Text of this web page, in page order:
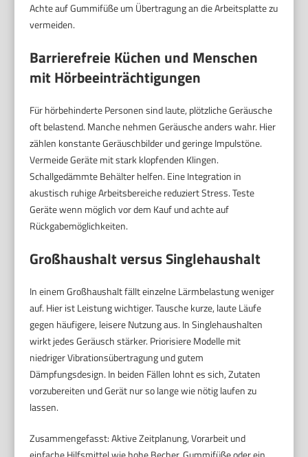
Achte auf Gummifüße um Übertragung an die Arbeitsplatte zu
vermeiden.
Barrierefreie Küchen und Menschen
mit Hörbeeinträchtigungen
Für hörbehinderte Personen sind laute, plötzliche Geräusche
oft belastend. Manche nehmen Geräusche anders wahr. Hier
zählen konstante Geräuschbilder und geringe Impulstöne.
Vermeide Geräte mit stark klopfenden Klingen.
Schallgedämmte Behälter helfen. Eine Integration in
akustisch ruhige Arbeitsbereiche reduziert Stress. Teste
Geräte wenn möglich vor dem Kauf und achte auf
Rückgabemöglichkeiten.
Großhaushalt versus Singlehaushalt
In einem Großhaushalt fällt einzelne Lärmbelastung weniger
auf. Hier ist Leistung wichtiger. Tausche kurze, laute Läufe
gegen häufigere, leisere Nutzung aus. In Singlehaushalten
wirkt jedes Geräusch stärker. Priorisiere Modelle mit
niedriger Vibrationsübertragung und gutem
Dämpfungsdesign. In beiden Fällen lohnt es sich, Zutaten
vorzubereiten und Gerät nur so lange wie nötig laufen zu
lassen.
Zusammengefasst: Aktive Zeitplanung, Vorarbeit und